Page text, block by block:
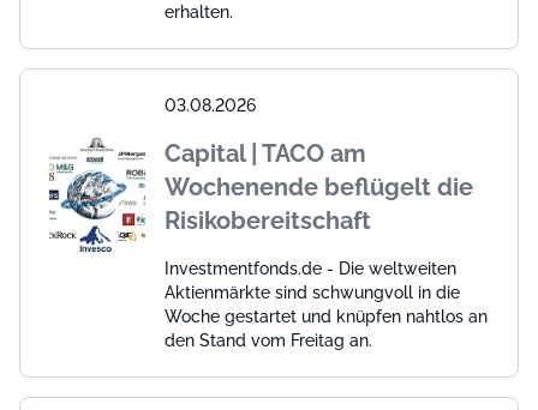
erhalten.
03.08.2026
Capital | TACO am
Wochenende beflügelt die
Risikobereitschaft
Investmentfonds.de - Die weltweiten
Aktienmärkte sind schwungvoll in die
Woche gestartet und knüpfen nahtlos an
den Stand vom Freitag an.